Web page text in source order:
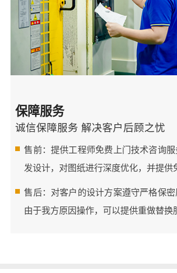
保障服务
诚信保障服务 解决客户后顾之忧
售前：提供工程师免费上门技术咨询
发设计，对图纸进行深度优化，并提供
售后：对客户的设计方案遵守严格保
由于我方原因操作，可以提供重做替换